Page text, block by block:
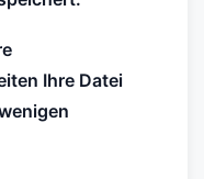
Ihre Datei